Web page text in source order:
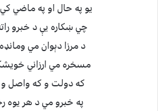
يو په حال او په ماضي
چي ښكاره يې د خبرو
د مرزا دېوان مي
مسخره مي ارزاني
كه دولت و كه واصل و
په خبرو مي د هر يوه